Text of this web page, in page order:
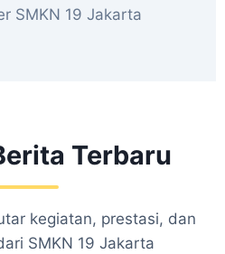
SMKN 19 Jakarta
Terbaru
kegiatan, prestasi, dan
SMKN 19 Jakarta